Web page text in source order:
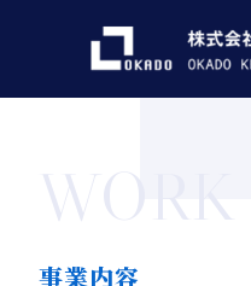
WORK
事業内容